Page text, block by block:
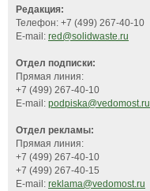
Редакция:
Телефон: +7 (499) 267-40-10
E-mail: red@solidwaste.ru
Отдел подписки:
Прямая линия:
+7 (499) 267-40-10
E-mail: podpiska@vedomost.ru
Отдел рекламы:
Прямая линия:
+7 (499) 267-40-10
+7 (499) 267-40-15
E-mail: reklama@vedomost.ru